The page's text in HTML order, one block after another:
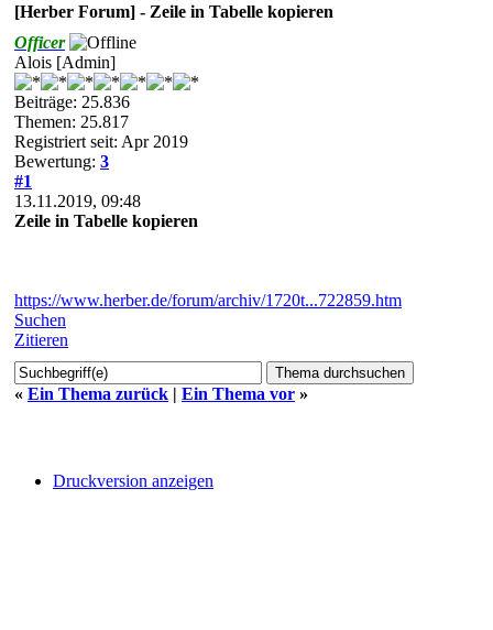
[Herber Forum] - Zeile in Tabelle kopieren
Officer
Alois [Admin]
Beiträge: 25.836
Themen: 25.817
Registriert seit: Apr 2019
Bewertung: 3
#1
13.11.2019, 09:48
Zeile in Tabelle kopieren
https://www.herber.de/forum/archiv/1720t...722859.htm
Suchen
Zitieren
« Ein Thema zurück | Ein Thema vor »
Druckversion anzeigen